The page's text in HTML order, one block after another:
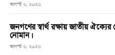
আগস্ট ৬, ২০২৬
জনগণের স্বার্থ রক্ষায় জাতীয়
নোমান।
আগস্ট ৬, ২০২৬